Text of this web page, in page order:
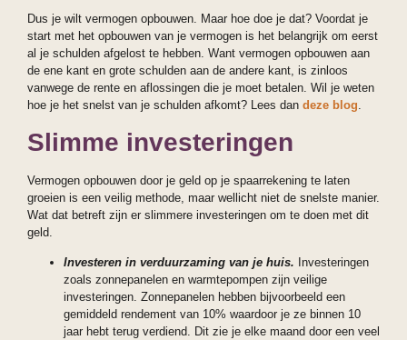
Dus je wilt vermogen opbouwen. Maar hoe doe je dat? Voordat je
start met het opbouwen van je vermogen is het belangrijk om eerst
al je schulden afgelost te hebben. Want vermogen opbouwen aan
de ene kant en grote schulden aan de andere kant, is zinloos
vanwege de rente en aflossingen die je moet betalen. Wil je weten
hoe je het snelst van je schulden afkomt? Lees dan deze blog.
Slimme investeringen
Vermogen opbouwen door je geld op je spaarrekening te laten
groeien is een veilig methode, maar wellicht niet de snelste manier.
Wat dat betreft zijn er slimmere investeringen om te doen met dit
geld.
Investeren in verduurzaming van je huis. Investeringen
zoals zonnepanelen en warmtepompen zijn veilige
investeringen. Zonnepanelen hebben bijvoorbeeld een
gemiddeld rendement van 10% waardoor je ze binnen 10
jaar hebt terug verdiend. Dit zie je elke maand door een veel